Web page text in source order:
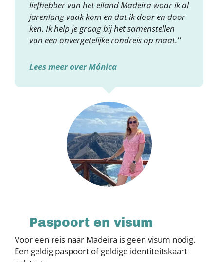
liefhebber van het eiland Madeira waar ik al
jarenlang vaak kom en dat ik door en door
ken. Ik help je graag bij het samenstellen
van een onvergetelijke rondreis op maat.''
Lees meer over Mónica
Paspoort en visum
Voor een reis naar Madeira is geen visum nodig.
Een geldig paspoort of geldige identiteitskaart